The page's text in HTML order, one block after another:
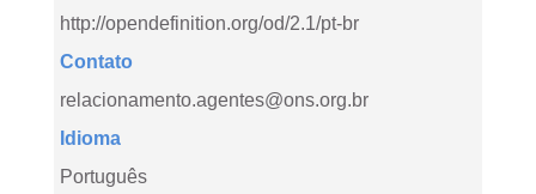
http://opendefinition.org/od/2.1/pt-br
Contato
relacionamento.agentes@ons.org.br
Idioma
Português